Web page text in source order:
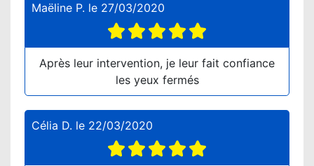
Maëline P. le 27/03/2020
Après leur intervention, je leur fait confiance
les yeux fermés
Célia D. le 22/03/2020